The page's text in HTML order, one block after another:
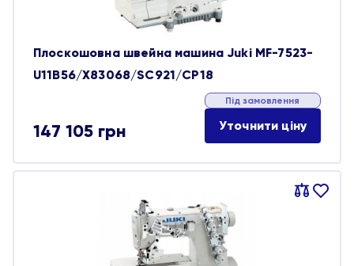
Плоскошовна швейна машина Juki MF-7523-
U11B56/X83068/SC921/CP18
147 105 грн
Під замовлення
Уточнити ціну
Порівняти
В